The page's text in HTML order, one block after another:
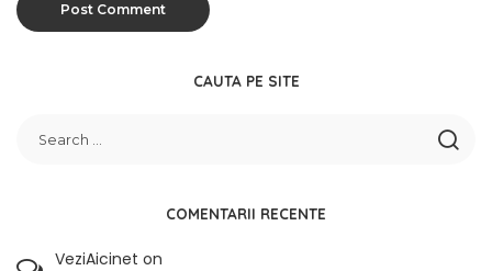
CAUTA PE SITE
COMENTARII RECENTE
VeziAicinet on